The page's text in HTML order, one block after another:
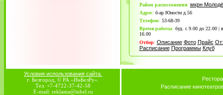
Район расположения: мкрн
Адрес: б-ар Юности д.56
Телефон: 53-68-39
Время работы: буд. с 9.00 до 22.00 |
16.00
Отбор: Описание Фото Прайс
Расписание Программы Клуб
Условия использования сайта.
г. Белгород, © РА «ИнБелРу».
Тел. +7-4722-37-42-58
E-mail: reklama@inbel.ru
Расписание